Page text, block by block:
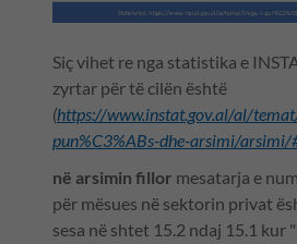
Siç vihet re nga statistika e
zyrtar për të cilën është
(https://www.instat.gov.al/al/
pun%C3%ABs-dhe-arsimi/arsimi/
në arsimin fillor mesatarja e
për mësues në sektorin privat
sesa në shtet 15.2 ndaj 15.1 kur